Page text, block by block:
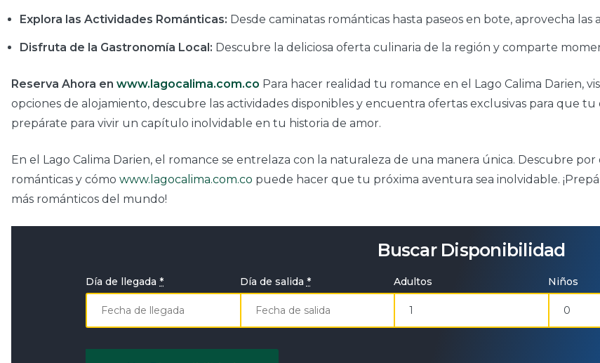
Explora las Actividades Románticas: Desde caminatas románticas hasta paseos en bote, aprovecha las
Disfruta de la Gastronomía Local: Descubre la deliciosa oferta culinaria de la región y comparte
Reserva Ahora en www.lagocalima.com.co Para hacer realidad tu romance en el Lago Calima Darien,
opciones de alojamiento, descubre las actividades disponibles y encuentra ofertas exclusivas para que
prepárate para vivir un capítulo inolvidable en tu historia de amor.
En el Lago Calima Darien, el romance se entrelaza con la naturaleza de una manera única. Descubre
románticas y cómo www.lagocalima.com.co puede hacer que tu próxima aventura sea inolvidable.
más románticos del mundo!
Buscar Disponibilidad
Día de llegada * Día de salida * Adultos Niños